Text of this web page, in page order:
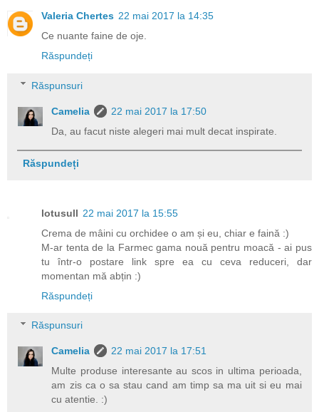
Valeria Chertes 22 mai 2017 la 14:35
Ce nuante faine de oje.
Răspundeți
Răspunsuri
Camelia
22 mai 2017 la 17:50
Da, au facut niste alegeri mai mult decat inspirate.
Răspundeți
lotusull 22 mai 2017 la 15:55
Crema de mâini cu orchidee o am și eu, chiar e faină :)
M-ar tenta de la Farmec gama nouă pentru moacă - ai pus
tu într-o postare link spre ea cu ceva reduceri, dar
momentan mă abțin :)
Răspundeți
Răspunsuri
Camelia
22 mai 2017 la 17:51
Multe produse interesante au scos in ultima perioada,
am zis ca o sa stau cand am timp sa ma uit si eu mai
cu atentie. :)